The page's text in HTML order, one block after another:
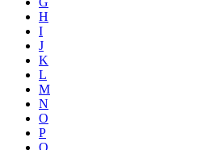
H
I
J
K
L
M
N
O
P
Q